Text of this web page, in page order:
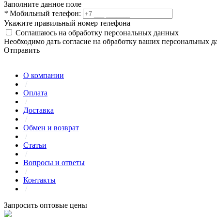
Заполните данное поле
* Мобильный телефон:
Укажите правильный номер телефона
Соглашаюсь на обработку персональных данных
Необходимо дать согласие на обработку ваших персональных
Отправить
О компании
/
Оплата
/
Доставка
/
Обмен и возврат
/
Статьи
/
Вопросы и ответы
/
Контакты
/
Запросить оптовые цены